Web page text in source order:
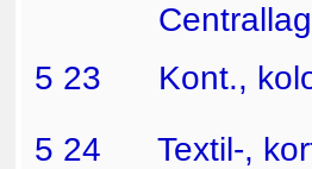
Centrallaget
5 23  Kont.,
5 24  Textil-,